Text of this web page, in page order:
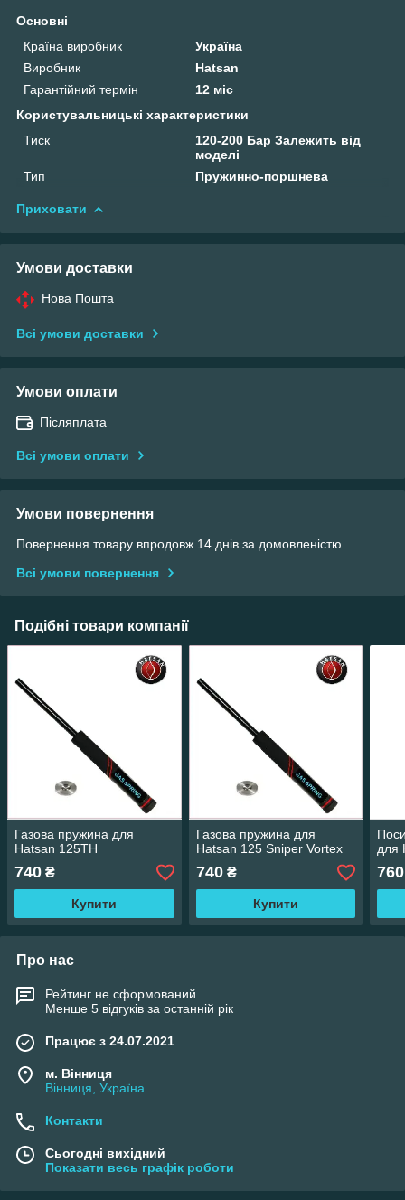
Основні
Країна виробник
Україна
Виробник
Hatsan
Гарантійний термін
12 міс
Користувальницькі характеристики
Тиск
120-200 Бар Залежить від
моделі
Тип
Пружинно-поршнева
Приховати
Умови доставки
Нова Пошта
Всі умови доставки
Умови оплати
Післяплата
Всі умови оплати
Умови повернення
Повернення товару впродовж 14 днів за домовленістю
Всі умови повернення
Подібні товари компанії
Газова пружина для
Hatsan 125TH
740 ₴
Купити
Газова пружина для
Hatsan 125 Sniper Vortex
740₴
Купити
для
760
Про нас
Рейтинг не сформований
Менше 5 відгуків за останній рік
Працює з 24.07.2021
м. Вінниця
Вінниця, Україна
Контакти
Сьогодні вихідний
Показати весь графік роботи